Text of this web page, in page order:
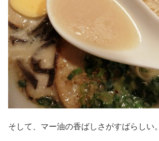
そして、マー油の香ばしさがすばらしい。